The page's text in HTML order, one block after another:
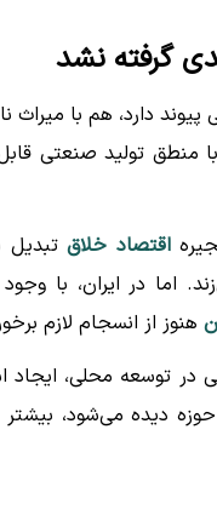
گرفته نشد
دارد، هم با
منطق تولید صنعتی
اقتصاد خلاقتبدیل
اما در ایران، با
هنوز از انسجام لازم
محلی، ایجاد
دیده می‌شود، بیشتر